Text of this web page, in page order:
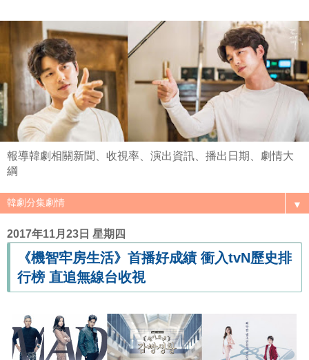
報導韓劇相關新聞、收視率、演出資訊、播出日期、劇情大
綱
▼
2017年11月23日 星期四
《機智牢房生活》首播好成績 衝入tvN歷史排
行榜 直追無線台收視